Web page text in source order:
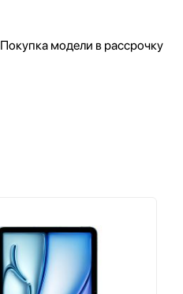
Покупка модели в рассрочку